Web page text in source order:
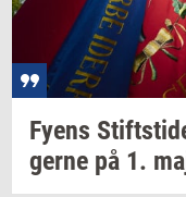
Fyens
ger­ne på 1.